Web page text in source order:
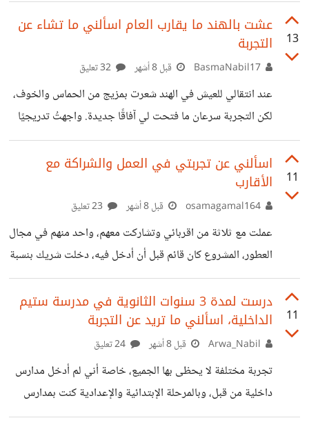
الطاقم الطبي، يظل العاملون هناك متمسكين برسالة إنسانية
سامية هي تقديم الرعاية للمريض بأفضل ما يمكن. مع نقص
المعدات والتجهيزات الحديثة، تواجه الفرق الطبية عقبات عديدة
في تشخيص وعلاج الحالات المعقدة، مما يسبب إحباطاً وقد
يصل أحياناً إلى تأخير تقديم العلاج المناسب.لكن الأمل ينبع من
13
عشت بالهند ما يقارب العام اسألني ما تشاء عن
التجربة
قبل 8 أشهر
عند انتقالي للعيش في الهند شعرت بمزيج من الحماس والخوف،
لكن التجربة سرعان ما فتحت لي آفاقًا جديدة. واجهتُ تدريجيًا
ضجيج الشوارع وروائح التوابل والبخور والطقوس المختلفة،
ووجدت نفسي في عالم نابض بالحياة والألوان. أكثر ما أثرى
تجربتي كان العيش مع أسرة هندية من ثلاثة أجيال، شاركتهم
أفراحهم وزياراتهم للأسواق وتفاصيل حياتهم اليومية. كما عملت
معلمة هناك، وتعلمت أساليب تعليم جديدة وكيفية التعامل مع
الأطفال بما يناسب ثقافتهم، وشاركتهم لحظات مليئة بالضحك
11
اسألني عن تجربتي في العمل والشراكة مع
الأقارب
قبل 8 أشهر
عملت مع ثلاثة من اقربائي وتشاركت معهم، واحد منهم في مجال
العطور، المشروع كان قائم قبل أن أدخل فيه، دخلت شريك بنسبة
٢٠ ٪ وكنت مسئول عن التسويق. منذ سنتين وإلى الآن مازلت
مستمر في هذه الشراكة وتعتبر ناجحة. لكن تجربة أخرى تشاركت
مع أخي في مشروع Branding لمكتبه وللأسف بعد شهرين لم
أكمل معه، لكن بقيت علاقتنا كما كانت. تجربة الشراكة والعمل مع
الأقارب تجربة مختلفة وفيها الكثير من الدروس، سواء على
الجانب العملي أو الجانب الأخلاقي فكثير من
11
درست لمدة 3 سنوات الثانوية في مدرسة ستيم
الداخلية، اسألني ما تريد عن التجربة
قبل 8 أشهر
تجربة مختلفة لا يحظى بها الجميع، خاصة أني لم أدخل مدارس
داخلية من قبل، وبالمرحلة الإبتدائية والإعدادية كنت بمدارس
عادية، فالتجربة كانت مليئة بالتجارب المختلفة منها الإيجابية